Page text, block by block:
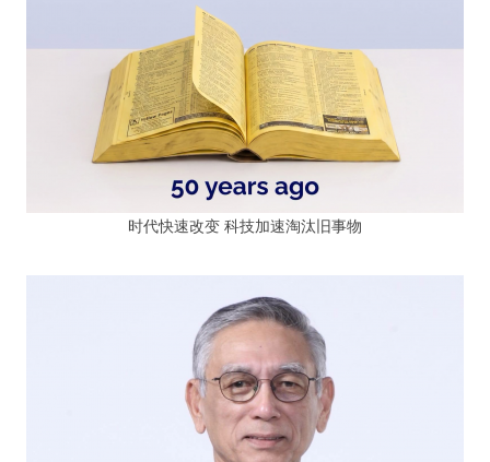
时代快速改变 科技加速淘汰旧事物